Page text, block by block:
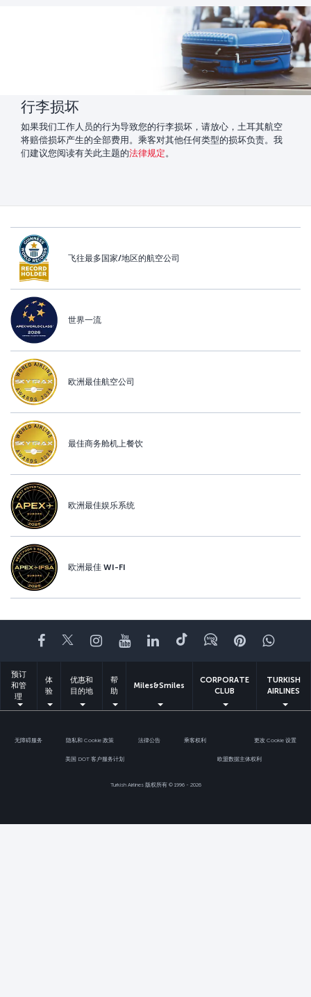
行李损坏
如果我们工作人员的行为导致您的行李损坏，请放心，土耳其航空
将赔偿损坏产生的全部费用。乘客对其他任何类型的损坏负责。我
们建议您阅读有关此主题的法律规定。
飞往最多国家/地区的航空公司
世界一流
欧洲最佳航空公司
最佳商务舱机上餐饮
欧洲最佳娱乐系统
欧洲最佳 WI-FI
Facebook
TwitterInstagram
YouTube
领英抖音博客Pinterest
预订
和管
理
体
验
优惠和
目的地
帮
助
Miles&Smiles
CORPORATE
CLUB
TURKISH
AIRLINES
无障碍服务 隐私和 Cookie 政策 法律公告 乘客权利 更改 Cookie 设置
美国 DOT 客户服务计划 欧盟数据主体权利
Turkish Airlines 版权所有 © 1996 - 2026